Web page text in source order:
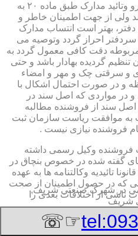
گرچه وظیفه کنترل اصالت خودرو وتائید مدارک طبق ماده ۲۰ به
ولی از جهت اطمینان خاطر و
بهتر است انتساب مدارک
احراز گردد وتوصیه می
دقت کافی معمول گردد به
گردیده بهادار باشد و حتی
و سرقتی چک و مهر و امضاء
و در صورت احتمال اشکال با
در مواردی که اصل سند در
سند از فروشنده مطالبه
مورد بند ۵ با عنایت به موافقت ریاست سازمان ثبت
نام فروشنده نیازی نیست .
وکیل رسمی داشته
گفته شده در خصوص بنچاق در
تائیدیه وکالتنامه ها به عهده
که در حصول اطمینان از صحت
ناشی از اختلافات بعدی را
در شهرک صنعتی شریف,
شریف
☞☏